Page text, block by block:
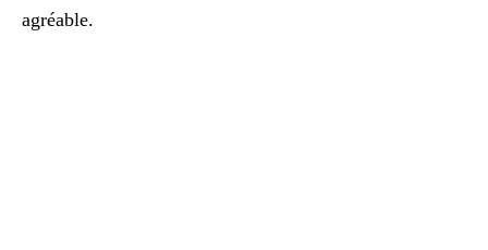
agréable.